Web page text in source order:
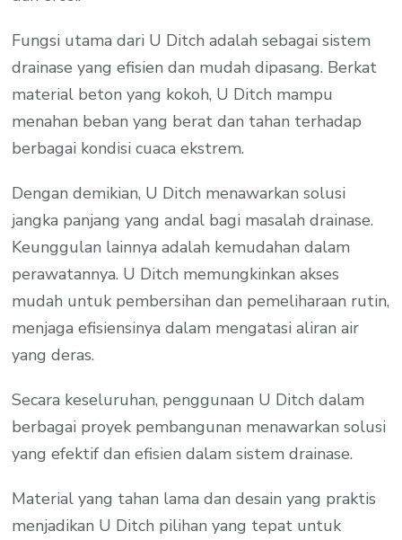
Fungsi utama dari U Ditch adalah sebagai sistem
drainase yang efisien dan mudah dipasang. Berkat
material beton yang kokoh, U Ditch mampu
menahan beban yang berat dan tahan terhadap
berbagai kondisi cuaca ekstrem.
Dengan demikian, U Ditch menawarkan solusi
jangka panjang yang andal bagi masalah drainase.
Keunggulan lainnya adalah kemudahan dalam
perawatannya. U Ditch memungkinkan akses
mudah untuk pembersihan dan pemeliharaan rutin,
menjaga efisiensinya dalam mengatasi aliran air
yang deras.
Secara keseluruhan, penggunaan U Ditch dalam
berbagai proyek pembangunan menawarkan solusi
yang efektif dan efisien dalam sistem drainase.
Material yang tahan lama dan desain yang praktis
menjadikan U Ditch pilihan yang tepat untuk